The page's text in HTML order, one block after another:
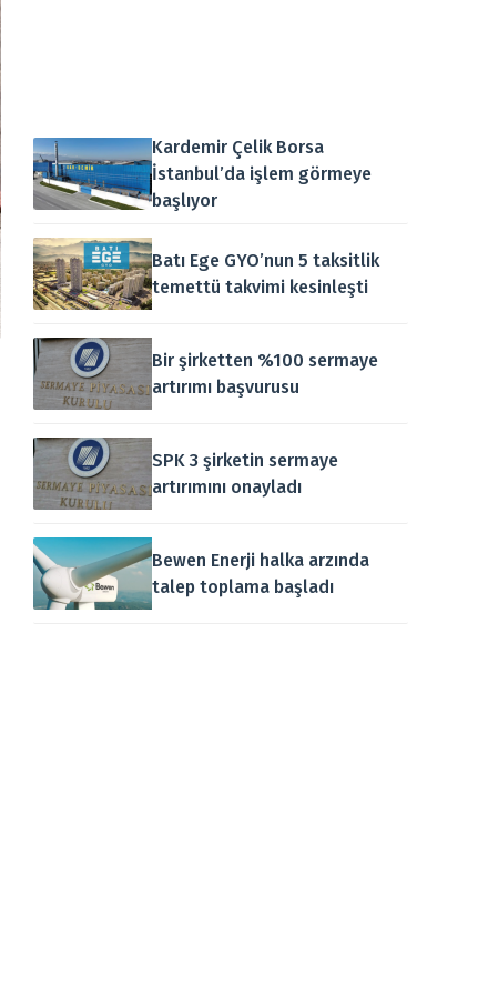
Kardemir Çelik Borsa
İstanbul’da işlem görmeye
başlıyor
Batı Ege GYO’nun 5 taksitlik
temettü takvimi kesinleşti
Bir şirketten %100 sermaye
artırımı başvurusu
SPK 3 şirketin sermaye
artırımını onayladı
Bewen Enerji halka arzında
talep toplama başladı